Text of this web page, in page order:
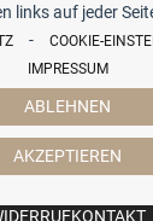
links auf jeder
- COOKIE-
IMPRESSUM
AKZEPTIEREN
ABLEHNEN
- ALLE PREISE
MWST.
KONTAKT